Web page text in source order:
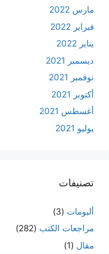
مارس 2022
فبراير 2022
يناير 2022
ديسمبر 2021
نوفمبر 2021
أكتوبر 2021
أغسطس 2021
يوليو 2021
تصنيفات
ألبومات (3)
مراجعات الكتب (282)
مقال (1)